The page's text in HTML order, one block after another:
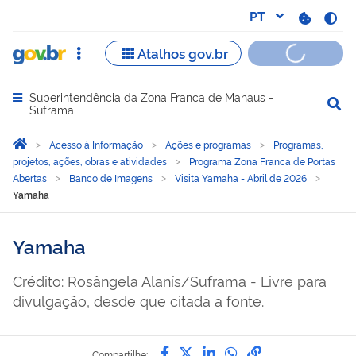
Abrir menu principal de navegação
Superintendência da Zona Franca de Manaus -
Suframa
Você está aqui:
Página Inicial
Acesso à Informação Ações e programas
Programas,
projetos, ações, obras e atividades
Programa Zona Franca de Portas
Abertas
Banco de Imagens
Visita Yamaha - Abril de 2026
Yamaha
Yamaha
Crédito: Rosângela Alanís/Suframa - Livre para
divulgação, desde que citada a fonte.
Compartilhe por Facebook
Compartilhe por Twitter
Compartilhe por
Compartilhe
link para